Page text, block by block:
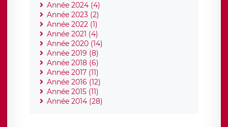
Année 2024 (4)
Année 2023 (2)
Année 2022 (1)
Année 2021 (4)
Année 2020 (14)
Année 2019 (8)
Année 2018 (6)
Année 2017 (11)
Année 2016 (12)
Année 2015 (11)
Année 2014 (28)